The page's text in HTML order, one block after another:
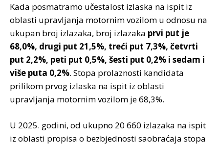
Kada posmatramo učestalost izlaska na ispit iz
oblasti upravljanja motornim vozilom u odnosu na
ukupan broj izlazaka, broj izlazaka prvi put je
68,0%, drugi put 21,5%, treći put 7,3%, četvrti
put 2,2%, peti put 0,5%, šesti put 0,2% i sedam i
više puta 0,2%. Stopa prolaznosti kandidata
prilikom prvog izlaska na ispit iz oblasti
upravljanja motornim vozilom je 68,3%.
U 2025. godini, od ukupno 20 660 izlazaka na ispit
iz oblasti propisa o bezbjednosti saobraćaja stopa